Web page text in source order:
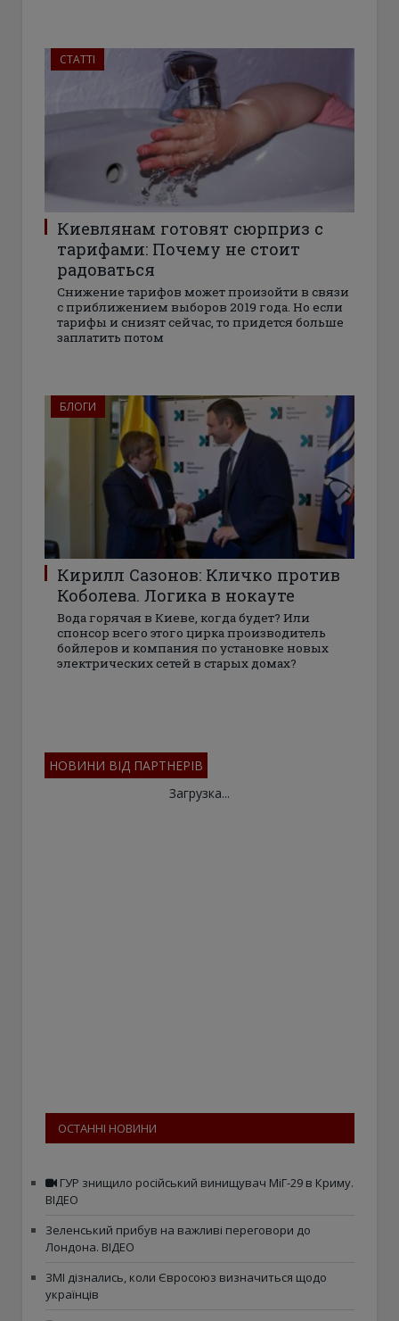
СТАТТІ
Киевлянам готовят сюрприз с
тарифами: Почему не стоит
радоваться
Снижение тарифов может произойти в связи
с приближением выборов 2019 года. Но если
тарифы и снизят сейчас, то придется больше
заплатить потом
БЛОГИ
Кирилл Сазонов: Кличко против
Коболева. Логика в нокауте
Вода горячая в Киеве, когда будет? Или
спонсор всего этого цирка производитель
бойлеров и компания по установке новых
электрических сетей в старых домах?
НОВИНИ ВІД ПАРТНЕРІВ
Загрузка...
ОСТАННІ НОВИНИ
ГУР знищило російський винищувач МіГ-29 в Криму.
ВІДЕО
Зеленський прибув на важливі переговори до
Лондона. ВІДЕО
ЗМІ дізнались, коли Євросоюз визначиться щодо
українців